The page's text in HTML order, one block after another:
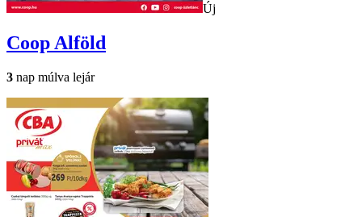
Új
Coop Alföld
3 nap múlva lejár